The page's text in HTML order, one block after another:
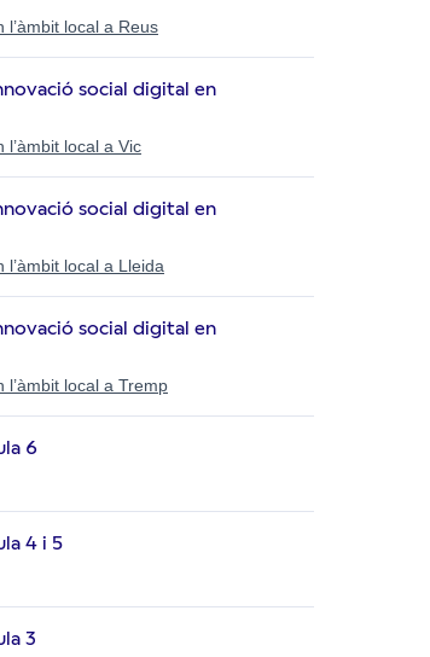
local a Reus
social digital en
local a Vic
social digital en
local a Lleida
social digital en
local a Tremp
6
4 i 5
3